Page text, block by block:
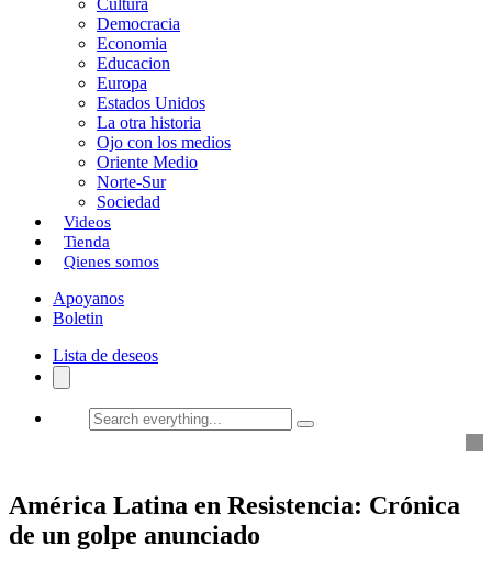
Cultura
Democracia
Economia
Educacion
Europa
Estados Unidos
La otra historia
Ojo con los medios
Oriente Medio
Norte-Sur
Sociedad
Videos
Tienda
Qienes somos
Apoyanos
Boletin
Lista de deseos
Search
everything...
América Latina en Resistencia: Crónica
de un golpe anunciado